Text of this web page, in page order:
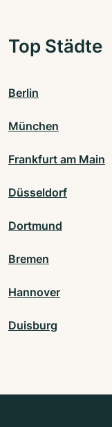
Top Städte
Berlin
München
Frankfurt am Main
Düsseldorf
Dortmund
Bremen
Hannover
Duisburg